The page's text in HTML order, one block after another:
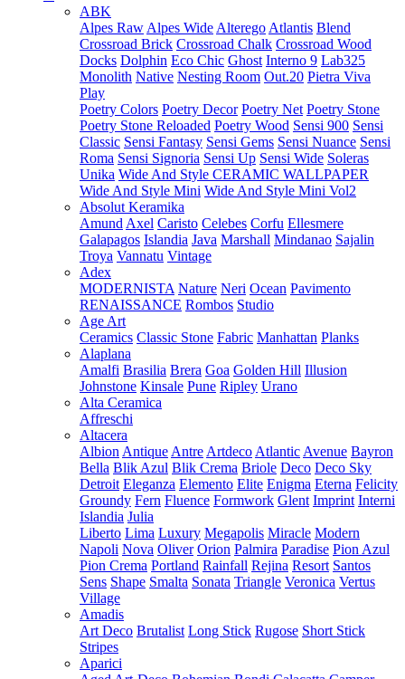
ABK
Alpes Raw Alpes Wide Alterego Atlantis Blend
Crossroad Brick Crossroad Chalk Crossroad Wood
Docks Dolphin Eco Chic Ghost Interno 9 Lab325
Monolith Native Nesting Room Out.20 Pietra Viva
Play
Poetry Colors Poetry Decor Poetry Net Poetry Stone
Poetry Stone Reloaded Poetry Wood Sensi 900 Sensi
Classic Sensi Fantasy Sensi Gems Sensi Nuance Sensi
Roma Sensi Signoria Sensi Up Sensi Wide Soleras
Unika Wide And Style CERAMIC WALLPAPER
Wide And Style Mini Wide And Style Mini Vol2
Absolut Keramika
Amund Axel Caristo Celebes Corfu Ellesmere
Galapagos Islandia Java Marshall Mindanao Sajalin
Troya Vannatu Vintage
Adex
MODERNISTA Nature Neri Ocean Pavimento
RENAISSANCE Rombos Studio
Age Art
Ceramics Classic Stone Fabric Manhattan Planks
Alaplana
Amalfi Brasilia Brera Goa Golden Hill Illusion
Johnstone Kinsale Pune Ripley Urano
Alta Ceramica
Affreschi
Altacera
Albion Antique Antre Artdeco Atlantic Avenue Bayron
Bella Blik Azul Blik Crema Briole Deco Deco Sky
Detroit Eleganza Elemento Elite Enigma Eterna Felicity
Groundy Fern Fluence Formwork Glent Imprint Interni
Islandia Julia
Liberto Lima Luxury Megapolis Miracle Modern
Napoli Nova Oliver Orion Palmira Paradise Pion Azul
Pion Crema Portland Rainfall Rejina Resort Santos
Sens Shape Smalta Sonata Triangle Veronica Vertus
Village
Amadis
Art Deco Brutalist Long Stick Rugose Short Stick
Stripes
Aparici